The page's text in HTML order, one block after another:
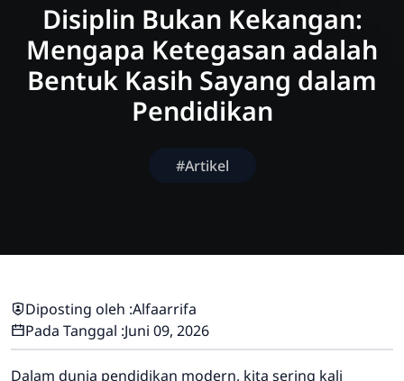
Disiplin Bukan Kekangan:
Mengapa Ketegasan adalah
Bentuk Kasih Sayang dalam
Pendidikan
#Artikel
Diposting oleh :Alfaarrifa
Pada Tanggal :Juni 09, 2026
Dalam dunia pendidikan modern, kita sering kali